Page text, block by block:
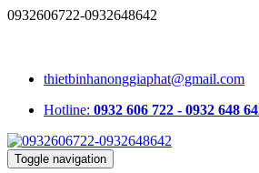
0932606722-0932648642
thietbinhanonggiaphat@gmail.com
Hotline: 0932 606 722 - 0932 648
Toggle navigation